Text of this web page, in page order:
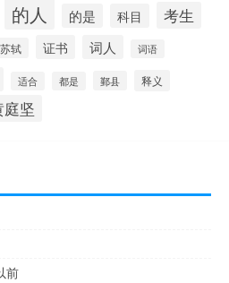
的人 的是 科目 考生
苏轼 证书 词人 词语
适合 都是 鄞县 释义
庭坚
前